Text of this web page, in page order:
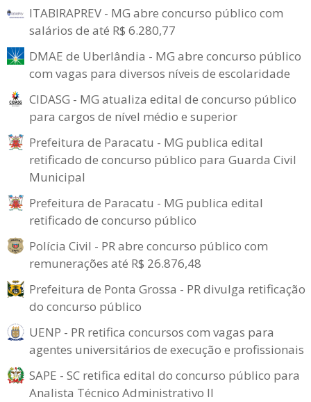
ITABIRAPREV - MG abre concurso público com
salários de até R$ 6.280,77
DMAE de Uberlândia - MG abre concurso público
com vagas para diversos níveis de escolaridade
CIDASG - MG atualiza edital de concurso público
para cargos de nível médio e superior
Prefeitura de Paracatu - MG publica edital
retificado de concurso público para Guarda Civil
Municipal
Prefeitura de Paracatu - MG publica edital
retificado de concurso público
Polícia Civil - PR abre concurso público com
remunerações até R$ 26.876,48
Prefeitura de Ponta Grossa - PR divulga retificação
do concurso público
UENP - PR retifica concursos com vagas para
agentes universitários de execução e profissionais
SAPE - SC retifica edital do concurso público para
Analista Técnico Administrativo II